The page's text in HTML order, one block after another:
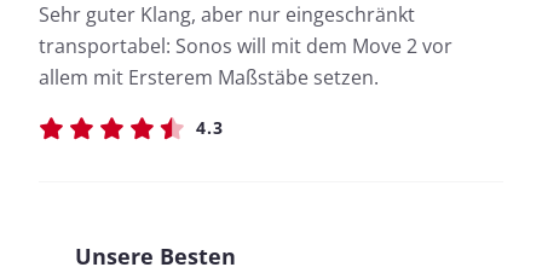
Sehr guter Klang, aber nur eingeschränkt
transportabel: Sonos will mit dem Move 2 vor
allem mit Ersterem Maßstäbe setzen.
4.3
Unsere Besten